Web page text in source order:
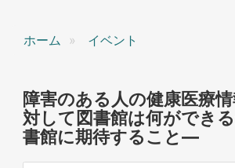
ホーム イベント
障害のある人の健康医療
対して図書館は何ができ
書館に期待すること―